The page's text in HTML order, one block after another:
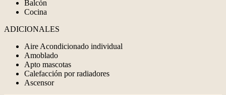
Balcón
Cocina
ADICIONALES
Aire Acondicionado individual
Amoblado
Apto mascotas
Calefacción por radiadores
Ascensor